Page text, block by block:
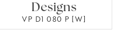
Designs
VP D1 080 P [W]